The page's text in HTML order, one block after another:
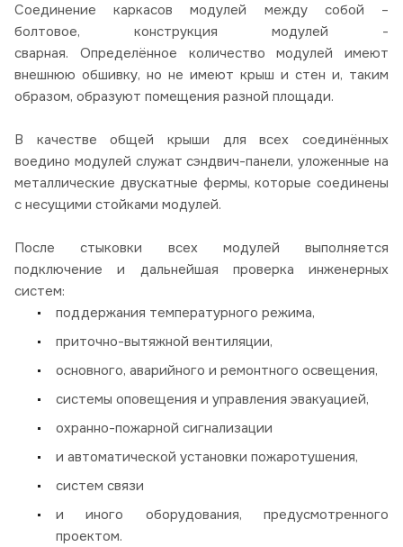
Соединение каркасов модулей между собой –
болтовое, конструкция модулей -
сварная. Определённое количество модулей имеют
внешнюю обшивку, но не имеют крыш и стен и, таким
образом, образуют помещения разной площади.
В качестве общей крыши для всех соединённых
воедино модулей служат сэндвич-панели, уложенные на
металлические двускатные фермы, которые соединены
с несущими стойками модулей.
После стыковки всех модулей выполняется
подключение и дальнейшая проверка инженерных
систем:
поддержания температурного режима,
приточно-вытяжной вентиляции,
основного, аварийного и ремонтного освещения,
системы оповещения и управления эвакуацией,
охранно-пожарной сигнализации
и автоматической установки пожаротушения,
систем связи
и иного оборудования, предусмотренного
проектом.